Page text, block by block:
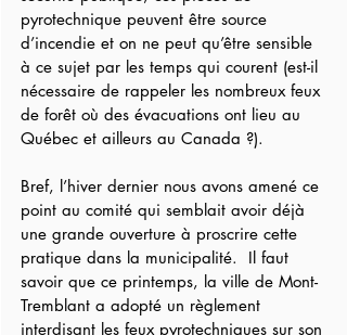
pyrotechnique peuvent être source
d’incendie et on ne peut qu’être sensible
à ce sujet par les temps qui courent (est-il
nécessaire de rappeler les nombreux feux
de forêt où des évacuations ont lieu au
Québec et ailleurs au Canada ?).
Bref, l’hiver dernier nous avons amené ce
point au comité qui semblait avoir déjà
une grande ouverture à proscrire cette
pratique dans la municipalité.  Il faut
savoir que ce printemps, la ville de Mont-
Tremblant a adopté un règlement
interdisant les feux pyrotechniques sur son